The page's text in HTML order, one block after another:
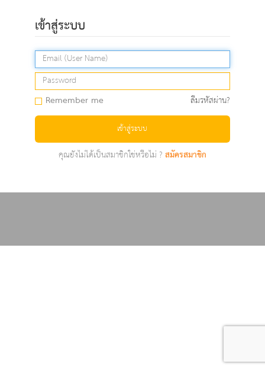
เข้าสู่ระบบ
Remember me ลืมรหัสผ่าน?
เข้าสู่ระบบ
คุณยังไม่ได้เป็นสมาชิกใช่หรือไม่ ?สมัครสมาชิก